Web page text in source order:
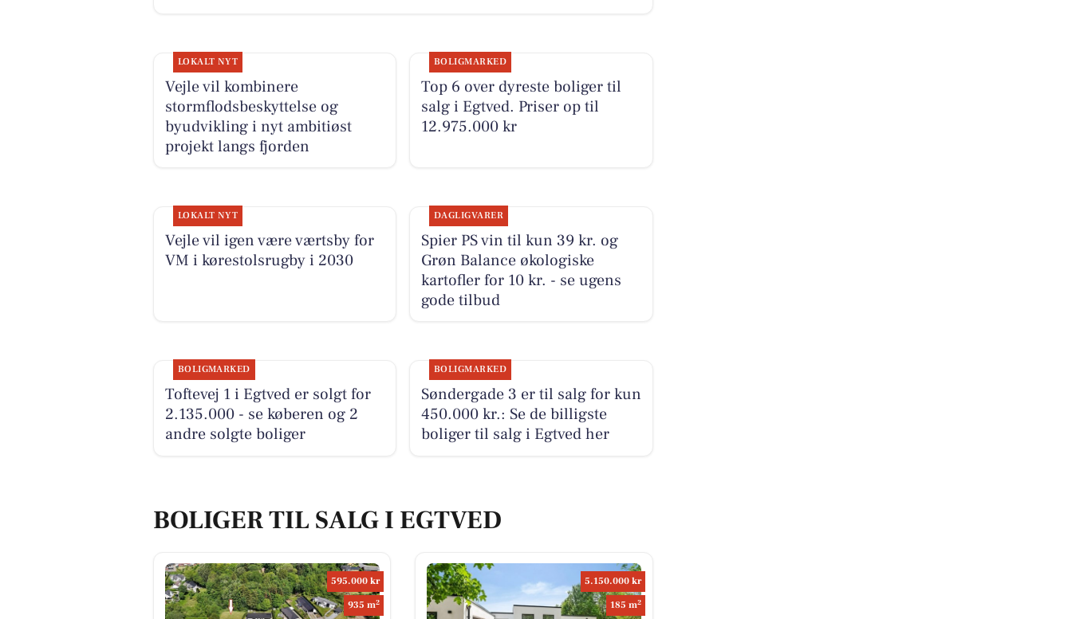
LOKALT NYT
Vejle vil kombinere
stormflodsbeskyttelse og
byudvikling i nyt ambitiøst
projekt langs fjorden
BOLIGMARKED
Top 6 over dyreste boliger til
salg i Egtved. Priser op til
12.975.000 kr
LOKALT NYT
Vejle vil igen være værtsby for
VM i kørestolsrugby i 2030
DAGLIGVARER
Spier PS vin til kun 39 kr. og
Grøn Balance økologiske
kartofler for 10 kr. - se ugens
gode tilbud
BOLIGMARKED
Toftevej 1 i Egtved er solgt for
2.135.000 - se køberen og 2
andre solgte boliger
BOLIGMARKED
Søndergade 3 er til salg for kun
450.000 kr.: Se de billigste
boliger til salg i Egtved her
BOLIGER TIL SALG I EGTVED
595.000 kr
935 m2
5.150.000 kr
185 m2